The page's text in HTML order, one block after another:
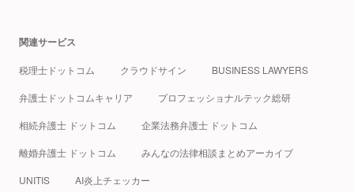
関連サービス
税理士ドットコム クラウドサイン BUSINESS LAWYERS
弁護士ドットコムキャリア プロフェッショナルテック総研
相続弁護士 ドットコム 企業法務弁護士 ドットコム
離婚弁護士 ドットコム みんなの法律相談まとめアーカイブ
UNITIS AI炎上チェッカー